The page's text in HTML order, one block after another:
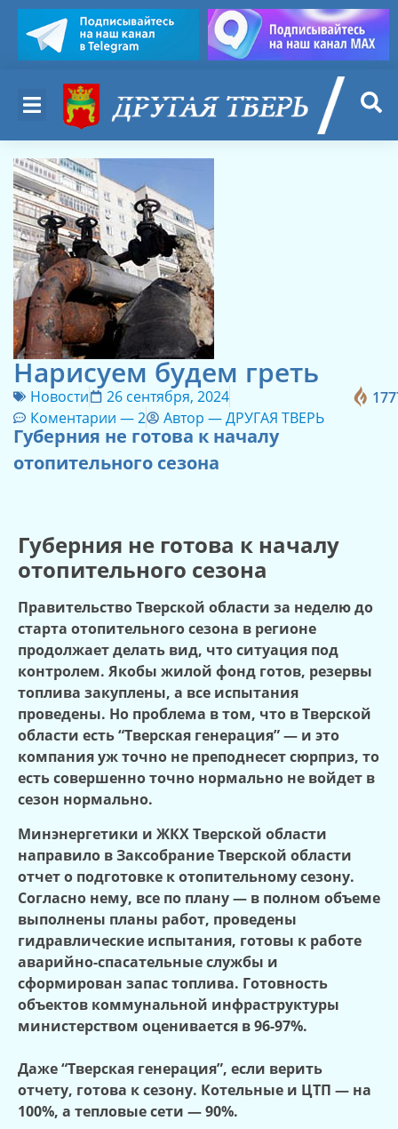
Нарисуем будем греть
Новости
26 сентября, 2024
Коментарии —2 Автор —ДРУГАЯ ТВЕРЬ
Губерния не готова к началу
отопительного сезона
Губерния не готова к началу
отопительного сезона
Правительство Тверской области за неделю до
старта отопительного сезона в регионе
продолжает делать вид, что ситуация под
контролем. Якобы жилой фонд готов, резервы
топлива закуплены, а все испытания
проведены. Но проблема в том, что в Тверской
области есть “Тверская генерация” — и это
компания уж точно не преподнесет сюрприз, то
есть совершенно точно нормально не войдет в
сезон нормально.
Минэнергетики и ЖКХ Тверской области
направило в Заксобрание Тверской области
отчет о подготовке к отопительному сезону.
Согласно нему, все по плану — в полном объеме
выполнены планы работ, проведены
гидравлические испытания, готовы к работе
аварийно-спасательные службы и
сформирован запас топлива. Готовность
объектов коммунальной инфраструктуры
министерством оценивается в 96-97%.
Даже “Тверская генерация”, если верить
отчету, готова к сезону. Котельные и ЦТП — на
100%, а тепловые сети — 90%.